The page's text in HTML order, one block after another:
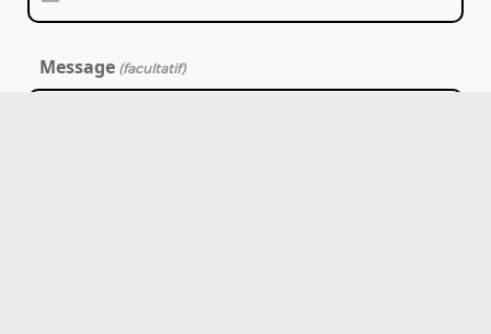
Message (facultatif)